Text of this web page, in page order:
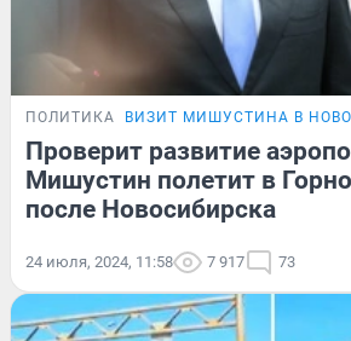
ПОЛИТИКА ВИЗИТ МИШУСТИНА В
Проверит развитие
Мишустин полетит в
после Новосибирска
24 июля, 2024, 11:58 7 917 73